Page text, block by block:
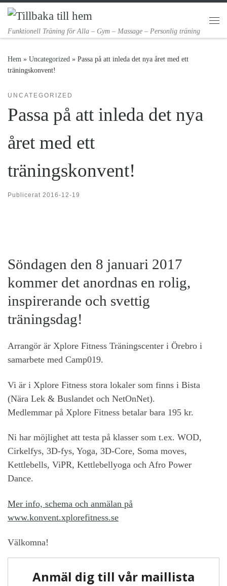
Hoppa till innehåll
Funktionell Träning för Alla – Gym – Massage – Personlig träning
Hem » Uncategorized » Passa på att inleda det nya året med ett
träningskonvent!
UNCATEGORIZED
Passa på att inleda det nya
året med ett
träningskonvent!
Publicerat 2016-12-19
Söndagen den 8 januari 2017
kommer det anordnas en rolig,
inspirerande och svettig
träningsdag!
Arrangör är Xplore Fitness Träningscenter i Örebro i
samarbete med Camp019.
Vi är i Xplore Fitness stora lokaler som finns i Bista
(Nära Lek & Buslandet och NetOnNet).
Medlemmar på Xplore Fitness betalar bara 195 kr.
Ni har möjlighet att testa på klasser som t.ex. WOD,
Cirkelfys, 3D-fys, Yoga, 3D-Core, Soma moves,
Kettlebells, ViPR, Kettlebellyoga och Afro Power
Dance.
Mer info, schema och anmälan på
www.konvent.xplorefitness.se
Välkomna!